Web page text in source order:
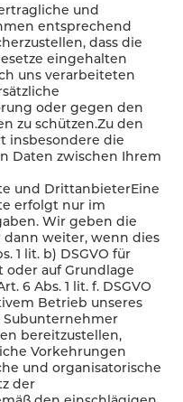
und
entsprechend
dass die
eingehalten
uns verarbeiteten
oder gegen den
zu schützen.Zu den
insbesondere die
Daten zwischen Ihrem
und DrittanbieterEine
erfolgt nur im
Wir geben die
weiter, wenn dies
1 lit. b) DSGVO für
oder auf Grundlage
6 Abs. 1 lit. f. DSGVO
Betrieb unseres
Subunternehmer
bereitzustellen,
Vorkehrungen
und organisatorische
der